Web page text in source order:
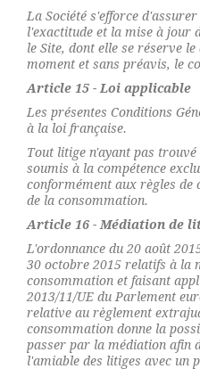
La Société s'efforce
l'exactitude et la mise à jour
le Site, dont elle se réserve
moment et sans préavis, le
Article 15 - Loi applicable
Les présentes Conditions
à la loi française.
Tout litige n'ayant pas
soumis à la compétence
conformément aux règles de
de la consommation.
Article 16 - Médiation de
L'ordonnance du 20 août
30 octobre 2015 relatifs à la
consommation et faisant
2013/11/UE du Parlement
relative au règlement
consommation donne la
passer par la médiation afin
l'amiable des litiges avec un